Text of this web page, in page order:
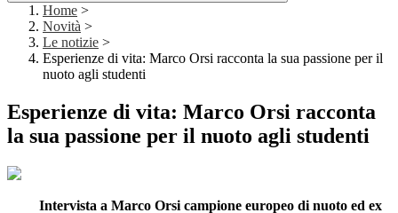
Home >
Novità >
Le notizie >
Esperienze di vita: Marco Orsi racconta la sua passione per il
nuoto agli studenti
Esperienze di vita: Marco Orsi racconta
la sua passione per il nuoto agli studenti
Intervista a Marco Orsi campione europeo di nuoto ed ex